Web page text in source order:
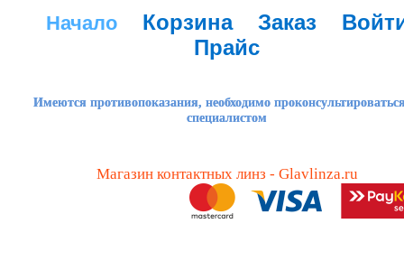
Начало Корзина Заказ
Прайс
Имеются противопоказания, необходимо
специалистом
Магазин контактных линз - Glavlinza.ru